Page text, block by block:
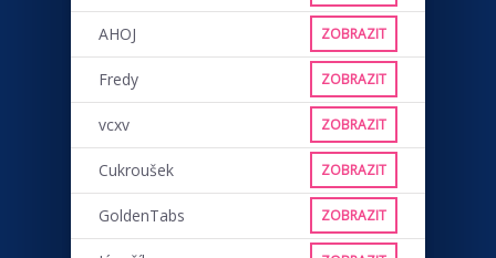
AHOJ ZOBRAZIT
Fredy ZOBRAZIT
vcxv ZOBRAZIT
Cukroušek ZOBRAZIT
GoldenTabs ZOBRAZIT